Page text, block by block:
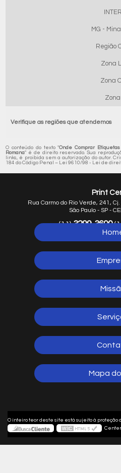
MG -
Região
Zona
Zona
Zona
Verifique as regiões que atendemos
O conteúdo do texto "Onde Comprar
Romana" é de direito reservado. Sua
links, é proibida sem a autorização do autor.
184 do Código Penal –
Lei 9610/98 - Lei de
Print
Rua Carmo do Rio Verde, 241,
São Paulo - SP -
(11)3299-3600
Mapa
O inteiro teor deste site está sujeito à proteção